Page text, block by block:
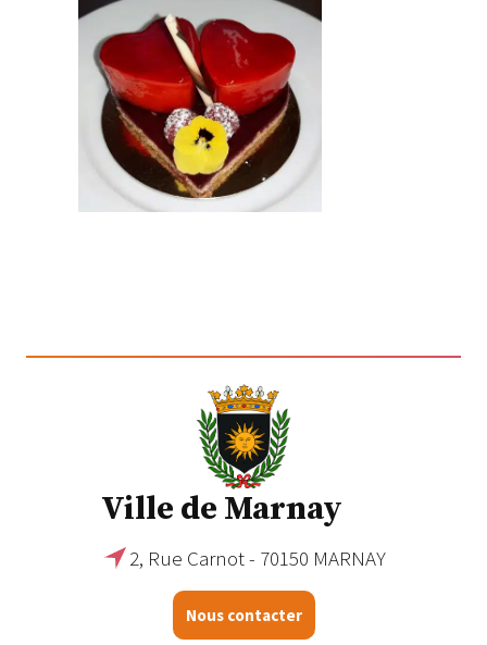
Ville de Marnay
2, Rue Carnot - 70150 MARNAY
Nous contacter